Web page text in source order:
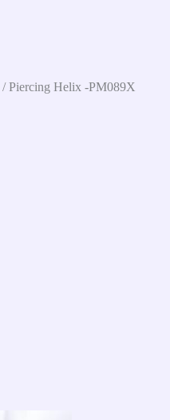
/ Piercing Helix -PM089X